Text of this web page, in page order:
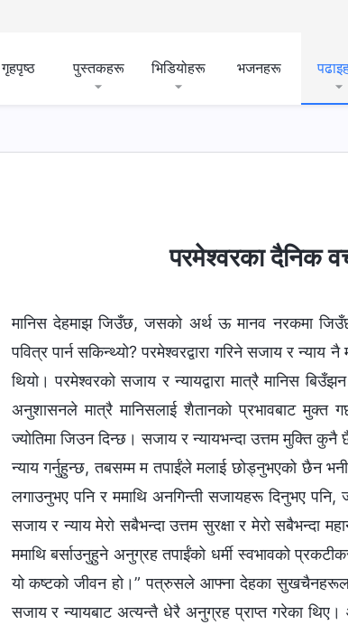
गृहपृष्ठ पुस्तकहरू भिडियोहरू भजनहरू
परमेश्‍वरका दैनिक
मानिस देहमाझ जिउँछ, जसको अर्थ ऊ मानव नरकमा
पवित्र पार्न सकिन्थ्यो? परमेश्‍वरद्वारा गरिने सजाय र
थियो। परमेश्‍वरको सजाय र न्यायद्वारा मात्रै मानिस
अनुशासनले मात्रै मानिसलाई शैतानको प्रभावबाट मुक्त
ज्योतिमा जिउन दिन्छ। सजाय र न्यायभन्दा उत्तम मुक्ति
न्याय गर्नुहुन्छ, तबसम्‍म म तपाईंले मलाई छोड्नुभएको छैन
लगाउनुभए पनि र ममाथि अनगिन्ती सजायहरू दिनुभए
सजाय र न्याय मेरो सबैभन्दा उत्तम सुरक्षा र मेरो
ममाथि बर्साउनुहुने अनुग्रह तपाईंको धर्मी स्वभावको
यो कष्टको जीवन हो।” पत्रुसले आफ्‍ना देहका
सजाय र न्यायबाट अत्यन्तै धेरै अनुग्रह प्राप्त गरेका थिए।